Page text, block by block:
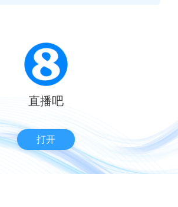
直播吧
打开